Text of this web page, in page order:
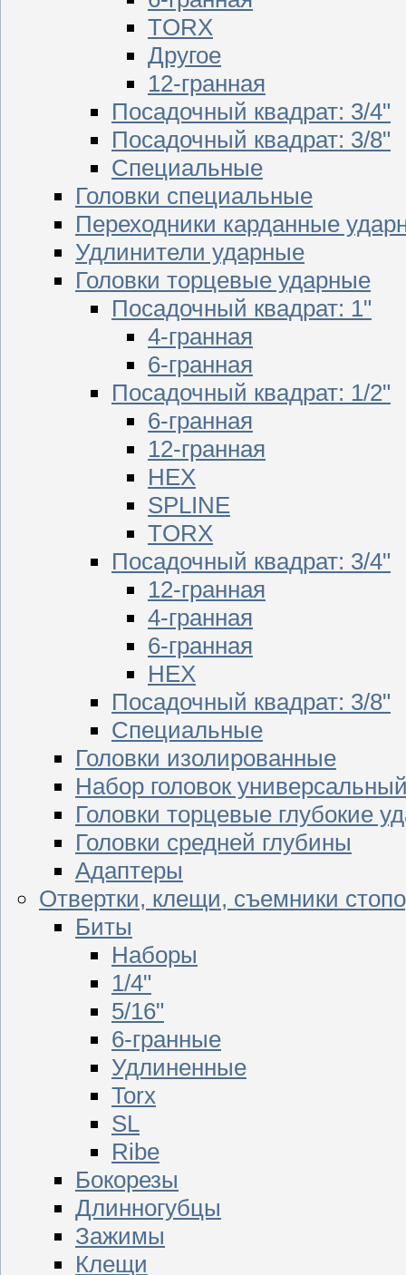
TORX
Другое
12-гранная
Посадочный квадрат: 3/4"
Посадочный квадрат: 3/8"
Специальные
Головки специальные
Переходники карданные
Удлинители ударные
Головки торцевые ударные
Посадочный квадрат: 1"
4-гранная
6-гранная
Посадочный квадрат: 1/2"
6-гранная
12-гранная
HEX
SPLINE
TORX
Посадочный квадрат: 3/4"
12-гранная
4-гранная
6-гранная
HEX
Посадочный квадрат: 3/8"
Специальные
Головки изолированные
Набор головок
Головки торцевые глубокие
Головки средней глубины
Адаптеры
Отвертки, клещи, съемники
Биты
Наборы
1/4"
5/16"
6-гранные
Удлиненные
Torx
SL
Ribe
Бокорезы
Длинногубцы
Зажимы
Клещи